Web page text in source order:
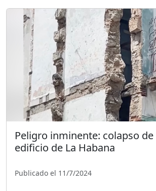
Peligro inminente: colapso
edificio de La Habana
Publicado el 11/7/2024